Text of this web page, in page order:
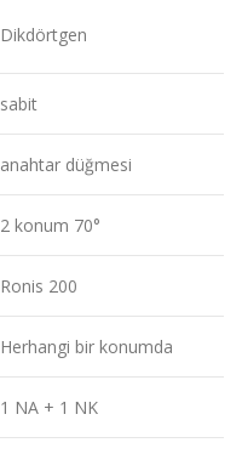
Dikdörtgen
sabit
anahtar düğmesi
2 konum 70°
Ronis 200
Herhangi bir konumda
1 NA + 1 NK